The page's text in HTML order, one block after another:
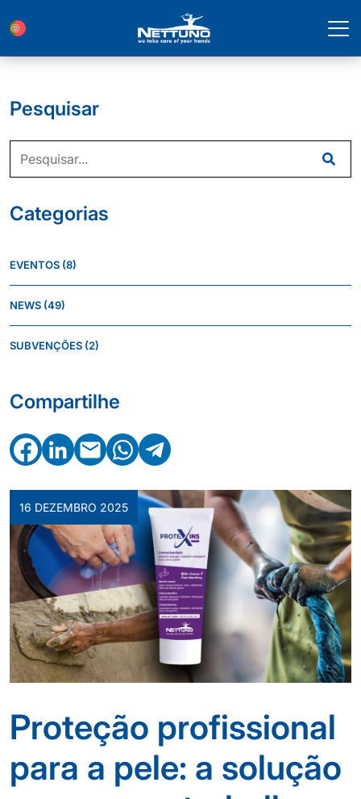
Pesquisar
Categorias
EVENTOS (8)
NEWS (49)
SUBVENÇÕES (2)
Compartilhe
Facebook
LinkedIn
EmailWhatsApp
Telegram
16 DEZEMBRO 2025
Proteção profissional
para a pele: a solução